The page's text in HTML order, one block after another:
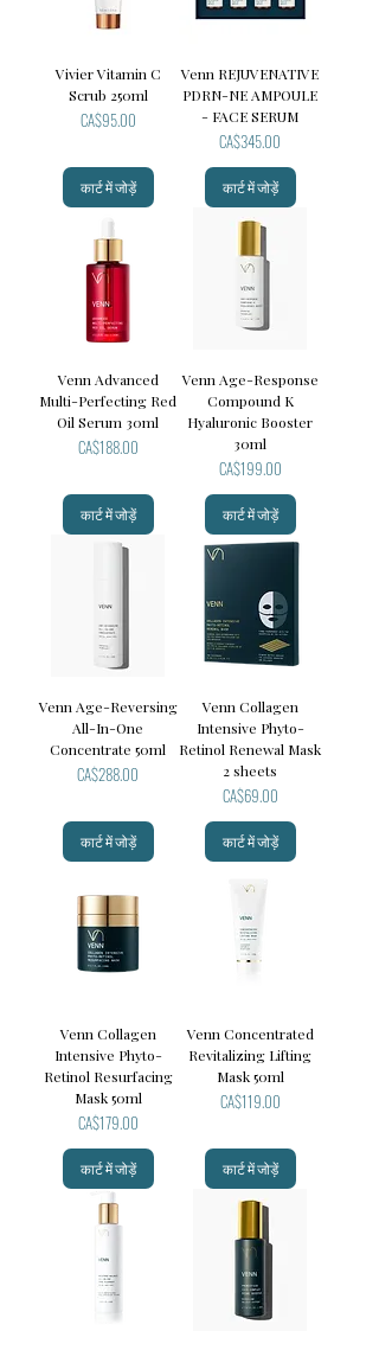
Vivier Vitamin C
Scrub 250ml
मूल्य
CA$95.00
कार्ट में जोड़ें
Venn REJUVENATIVE
PDRN-NE AMPOULE
- FACE SERUM
मूल्य
CA$345.00
कार्ट में जोड़ें
Venn Advanced
Multi-Perfecting Red
Oil Serum 30ml
मूल्य
CA$188.00
कार्ट में जोड़ें
Venn Age-Response
Compound K
Hyaluronic Booster
30ml
मूल्य
CA$199.00
कार्ट में जोड़ें
Venn Age-Reversing
All-In-One
Concentrate 50ml
मूल्य
CA$288.00
कार्ट में जोड़ें
Venn Collagen
Intensive Phyto-
Retinol Renewal Mask
2 sheets
मूल्य
CA$69.00
कार्ट में जोड़ें
Venn Collagen
Intensive Phyto-
Retinol Resurfacing
Mask 50ml
मूल्य
CA$179.00
कार्ट में जोड़ें
Venn Concentrated
Revitalizing Lifting
Mask 50ml
मूल्य
CA$119.00
कार्ट में जोड़ें